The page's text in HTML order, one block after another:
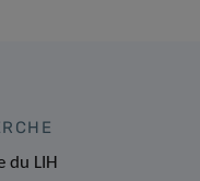
du LIH